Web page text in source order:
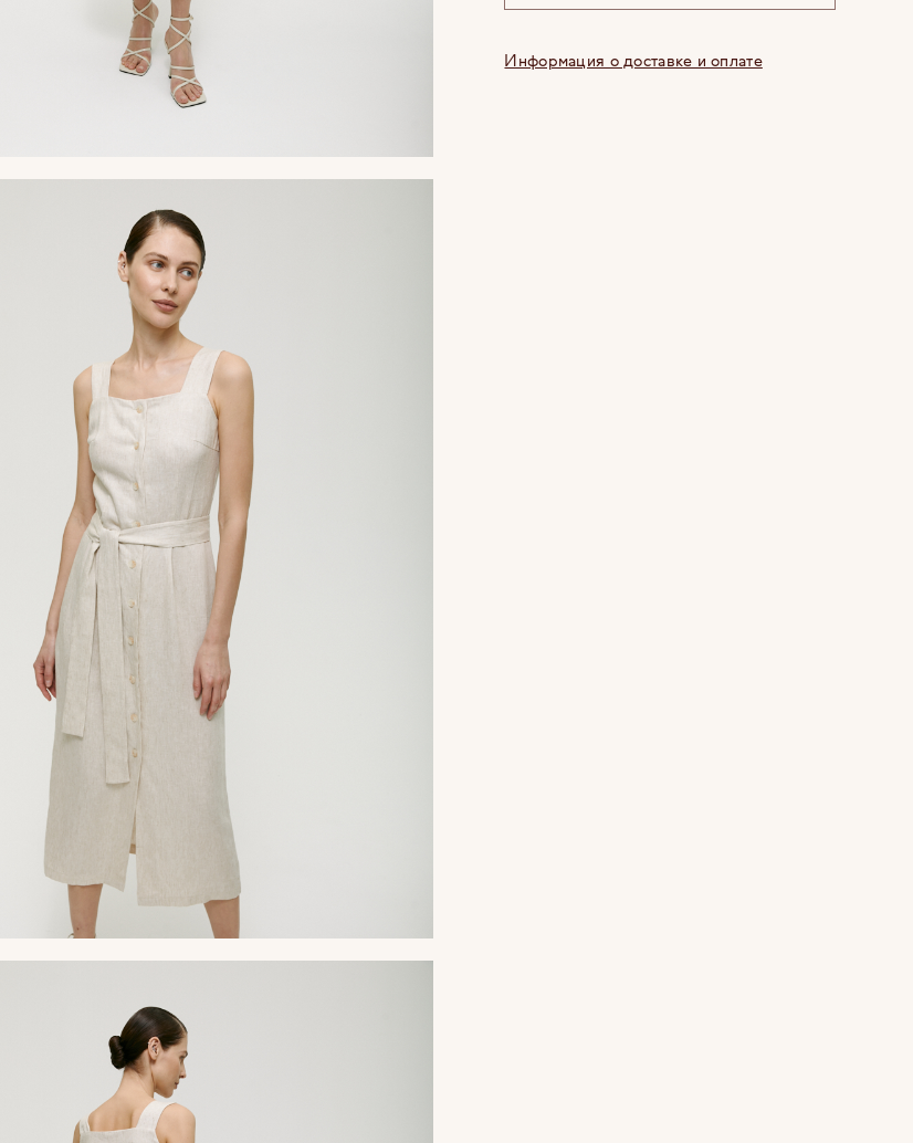
Информация о доставке и оплате